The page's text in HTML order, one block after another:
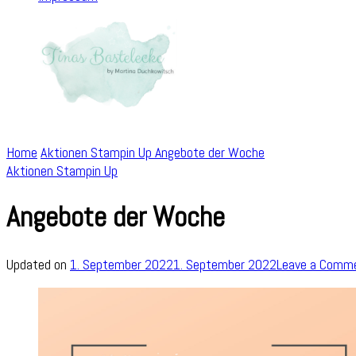
Home Aktionen Stampin Up Angebote der Woche
Aktionen Stampin Up
Angebote der Woche
Updated on 1. September 20221. September 2022Leave a